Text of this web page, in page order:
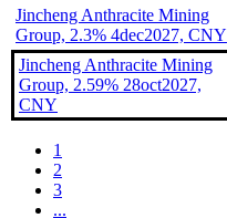
Jincheng Anthracite Mining
Group, 2.3% 4dec2027, CNY
Jincheng Anthracite Mining
Group, 2.59% 28oct2027,
CNY
1
2
3
...